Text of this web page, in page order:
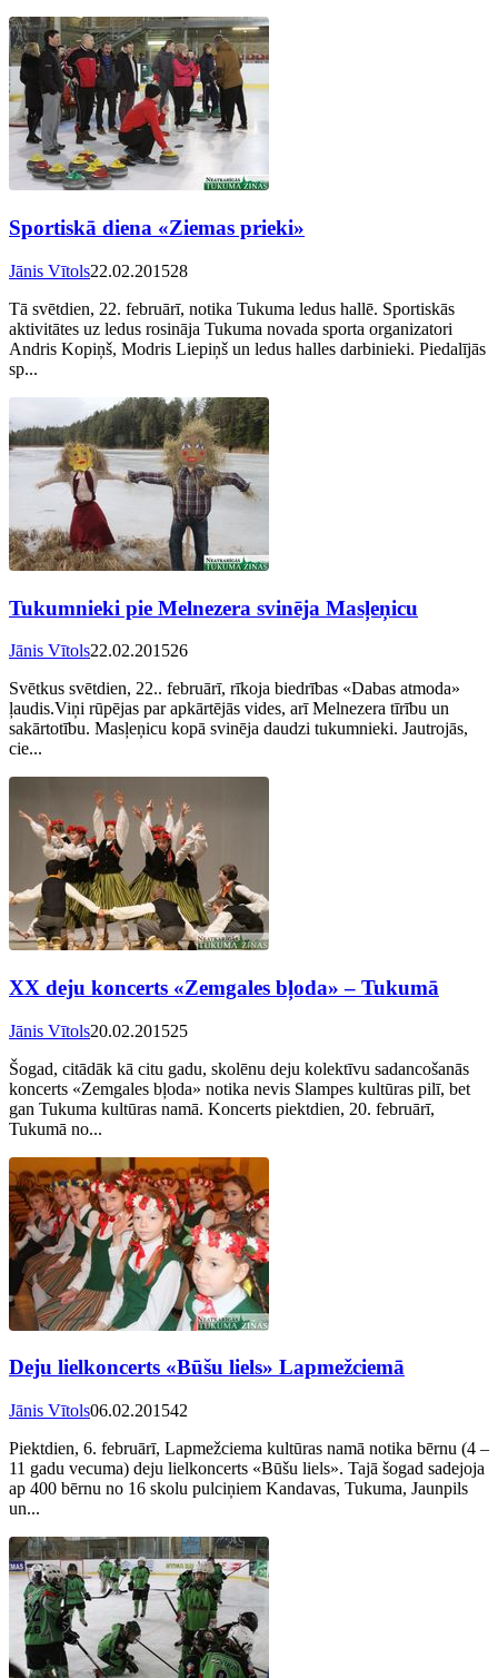
Sportiskā diena «Ziemas prieki»
Jānis Vītols22.02.201528
Tā svētdien, 22. februārī, notika Tukuma ledus hallē. Sportiskās
aktivitātes uz ledus rosināja Tukuma novada sporta organizatori
Andris Kopiņš, Modris Liepiņš un ledus halles darbinieki. Piedalījās
sp...
Tukumnieki pie Melnezera svinēja Masļeņicu
Jānis Vītols22.02.201526
Svētkus svētdien, 22.. februārī, rīkoja biedrības «Dabas atmoda»
ļaudis.Viņi rūpējas par apkārtējās vides, arī Melnezera tīrību un
sakārtotību. Masļeņicu kopā svinēja daudzi tukumnieki. Jautrojās,
cie...
XX deju koncerts «Zemgales bļoda» – Tukumā
Jānis Vītols20.02.201525
Šogad, citādāk kā citu gadu, skolēnu deju kolektīvu sadancošanās
koncerts «Zemgales bļoda» notika nevis Slampes kultūras pilī, bet
gan Tukuma kultūras namā. Koncerts piektdien, 20. februārī,
Tukumā no...
Deju lielkoncerts «Būšu liels» Lapmežciemā
Jānis Vītols06.02.201542
Piektdien, 6. februārī, Lapmežciema kultūras namā notika bērnu (4 –
11 gadu vecuma) deju lielkoncerts «Būšu liels». Tajā šogad sadejoja
ap 400 bērnu no 16 skolu pulciņiem Kandavas, Tukuma, Jaunpils
un...